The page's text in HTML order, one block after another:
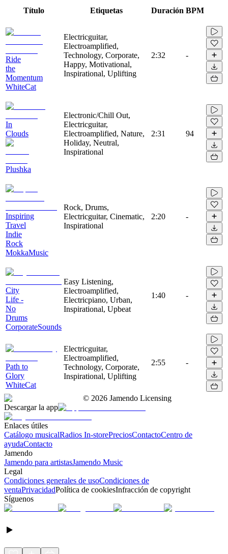
Título Etiquetas Duración BPM
Ride
the
Momentum
WhiteCat
Electricguitar,
Electroamplified,
Technology, Corporate,
Happy, Motivational,
Inspirational, Uplifting
2:32 -
In
Clouds
Plushka
Electronic/Chill Out,
Electricguitar,
Electroamplified, Nature,
Holiday, Neutral,
Inspirational
2:31 94
Inspiring
Travel
Indie
Rock
MokkaMusic
Rock, Drums,
Electricguitar, Cinematic,
Inspirational
2:20 -
City
Life -
No
Drums
CorporateSounds
Easy Listening,
Electroamplified,
Electricpiano, Urban,
Inspirational, Upbeat
1:40 -
Path to
Glory
WhiteCat
Electricguitar,
Electroamplified,
Technology, Corporate,
Inspirational, Uplifting
2:55 -
© 2026 Jamendo Licensing
Descargar la app
Enlaces útiles
Catálogo musicalRadios In-storePreciosContactoCentro de
ayudaContacto
Jamendo
Jamendo para artistasJamendo Music
Legal
Condiciones generales de usoCondiciones de
ventaPrivacidadPolítica de cookiesInfracción de copyright
Síguenos